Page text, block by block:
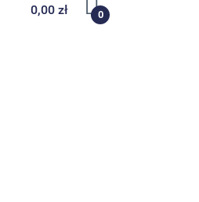
Dodaj zgłoszenie
0,00 zł 0